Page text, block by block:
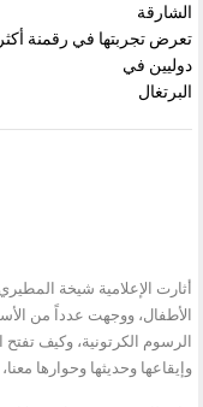
الشارقة
دوليين في
البرتغال
أثارت الإعلامية شيخة
الأطفال، ووجهت عدداً من
الرسوم الكرتونية، وكيف
وإيقاعها وحديثها وحوارها